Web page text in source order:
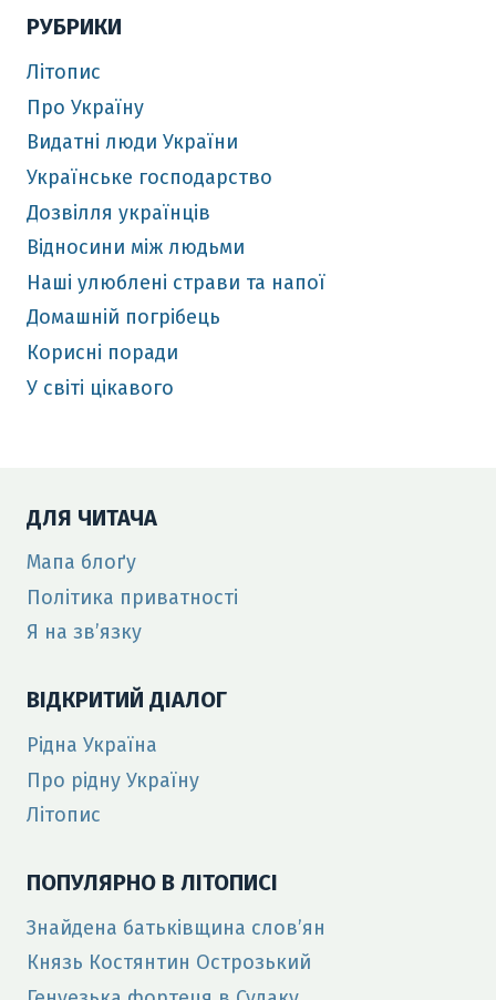
РУБРИКИ
Літопис
Про Україну
Видатні люди України
Українське господарство
Дозвілля українців
Відносини між людьми
Наші улюблені страви та напої
Домашній погрібець
Корисні поради
У світі цікавого
ДЛЯ ЧИТАЧА
Мапа блоґу
Політика приватності
Я на зв’язку
ВІДКРИТИЙ ДІАЛОГ
Рідна Україна
Про рідну Україну
Літопис
ПОПУЛЯРНО В ЛІТОПИСІ
Знайдена батьківщина слов’ян
Князь Костянтин Острозький